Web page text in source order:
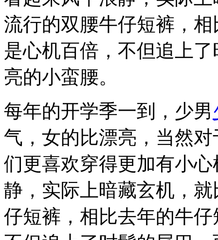
流行的双腰牛仔短裤，
是心机百倍，不但追上
亮的小蛮腰。
每年的开学季一到，少男
气，女的比漂亮，当然
们更喜欢穿得更加有小
静，实际上暗藏玄机，
仔短裤，相比去年的牛